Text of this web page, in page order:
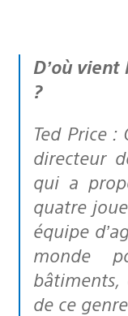
D’où vient l’idée de départ de Fuse
?
Ted Price : C’est Brian Allgeier, notre
directeur
qui a
quatre
équipe
monde
bâtiments,
de ce